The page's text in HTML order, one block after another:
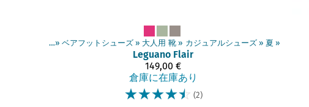
商品 ‪» ベアフットシューズ ‪» 大人用 靴 ‪» カジュアルシューズ ‪» 夏 ‪»
Leguano Flair
149,00 €
倉庫に在庫あり
☆☆☆☆☆ (2)